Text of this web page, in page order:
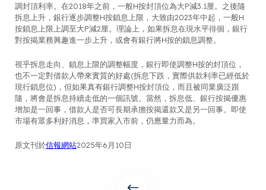
調封頂利率。在2018年之前，一般H按封頂位為大P減3.1厘。之後隨
拆息上升，銀行逐步調整H按鎖息上限，大致由2023年中起，一般H
按鎖息上限上調至大P減2厘。理論上，如果拆息在現水平徘徊，銀行
對按揭業務興趣進一步上升，或會有銀行將H按的鎖息調整。
視乎拆息走向、鎖息上限的調整幅度，銀行即使調整H按的封頂位，
也不一定對借款人帶來實質的好處(拆息下跌，實際供款利率已經低於
現行鎖息位)，但如果真有銀行調整H按封頂位，而且被同業廣泛跟
隨，將會是拆息持續走低的一個訊號。當然，拆息低、銀行按揭優惠
增加是一回事，借款人是否可長期承擔按揭還款又是另一回事。即使
市場有眾多利好消息，準買家入市前，仍應量力而為。
原文刊於信報網站2025年6月10日